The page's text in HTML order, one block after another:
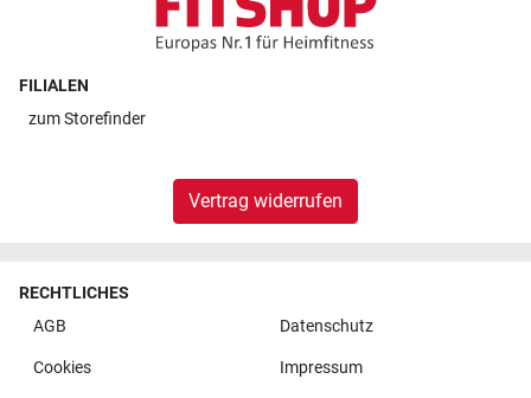
FILIALEN
zumStorefinder
Vertrag widerrufen
RECHTLICHES
AGB
Datenschutz
Cookies Impressum